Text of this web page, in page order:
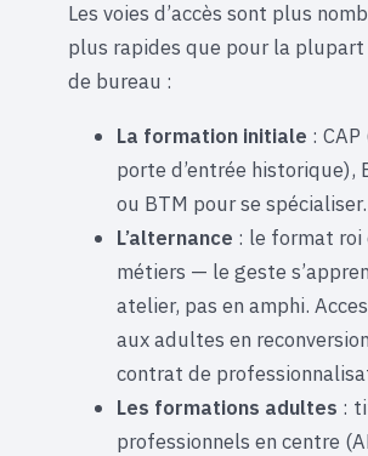
Les voies d’accès sont plus
plus rapides que pour la
de bureau :
La formation initiale :
porte d’entrée historique),
ou BTM pour se spécialiser.
L’alternance : le format roi
métiers — le geste
atelier, pas en amphi.
aux adultes en
contrat de
Les formations adultes :
professionnels en centre